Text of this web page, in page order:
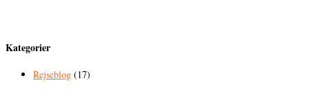
Kategorier
Rejseblog (17)